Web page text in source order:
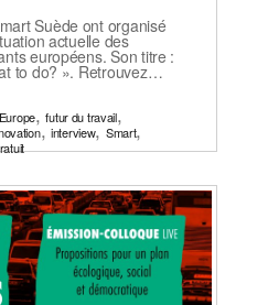
Suède ont organisé
actuelle des
européens. Son titre :
to do? ». Retrouvez…
Europe,futur du travail,
,interview,Smart,